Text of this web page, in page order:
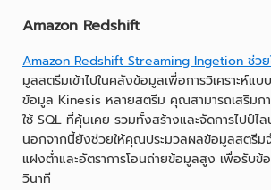
Amazon Redshift
Amazon Redshift Streaming Ingetion ช่วย
มูลสตรีมเข้าไปในคลังข้อมูลเพื่อการวิเคราะห์แบ
ข้อมูล Kinesis หลายสตรีม คุณสามารถเสริมกา
ใช้ SQL ที่คุ้นเคย รวมทั้งสร้างและจัดการไปป์ไ
นอกจากนี้ยังช่วยให้คุณประมวลผลข้อมูลสตรีมจ
แฝงต่ำและอัตราการโอนถ่ายข้อมูลสูง เพื่อรับข้
วินาที